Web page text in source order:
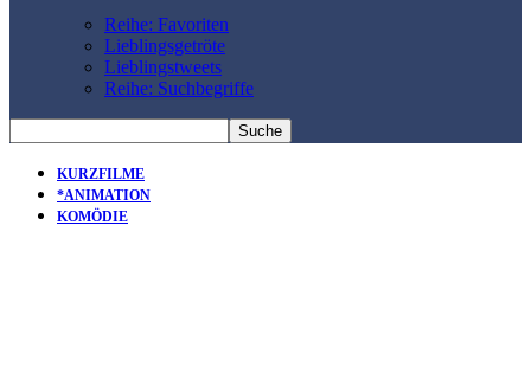
Reihe: Favoriten
Lieblingsgetröte
Lieblingstweets
Reihe: Suchbegriffe
KURZFILME
*ANIMATION
KOMÖDIE